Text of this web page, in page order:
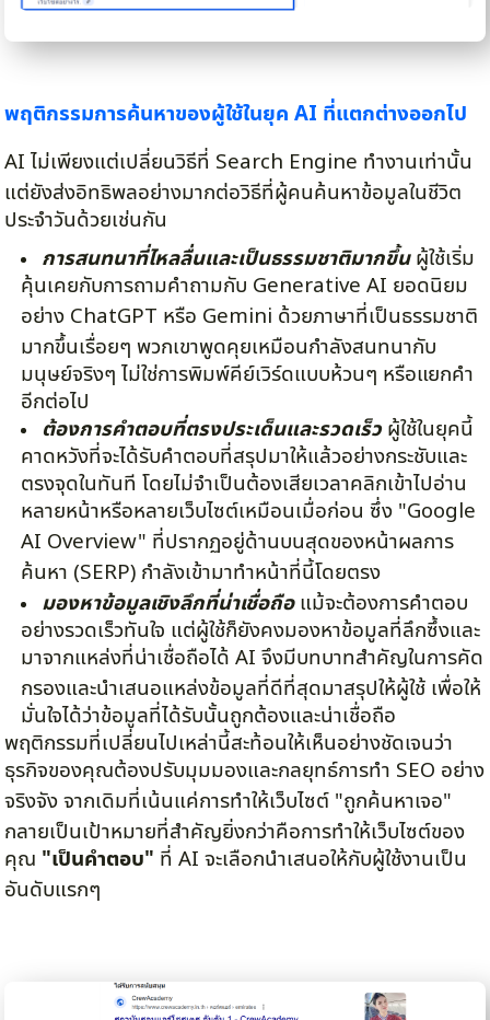
พฤติกรรมการค้นหาของผู้ใช้ในยุค AI ที่แตกต่างออกไป
AI ไม่เพียงแต่เปลี่ยนวิธีที่ Search Engine ทำงานเท่านั้น
แต่ยังส่งอิทธิพลอย่างมากต่อวิธีที่ผู้คนค้นหาข้อมูลในชีวิต
ประจำวันด้วยเช่นกัน
การสนทนาที่ไหลลื่นและเป็นธรรมชาติมากขึ้น ผู้ใช้เริ่ม
คุ้นเคยกับการถามคำถามกับ Generative AI ยอดนิยม
อย่าง ChatGPT หรือ Gemini ด้วยภาษาที่เป็นธรรมชาติ
มากขึ้นเรื่อยๆ พวกเขาพูดคุยเหมือนกำลังสนทนากับ
มนุษย์จริงๆ ไม่ใช่การพิมพ์คีย์เวิร์ดแบบห้วนๆ หรือแยกคำ
อีกต่อไป
ต้องการคำตอบที่ตรงประเด็นและรวดเร็วผู้ใช้ในยุคนี้
คาดหวังที่จะได้รับคำตอบที่สรุปมาให้แล้วอย่างกระชับและ
ตรงจุดในทันที โดยไม่จำเป็นต้องเสียเวลาคลิกเข้าไปอ่าน
หลายหน้าหรือหลายเว็บไซต์เหมือนเมื่อก่อน ซึ่ง "Google
AI Overview" ที่ปรากฏอยู่ด้านบนสุดของหน้าผลการ
ค้นหา (SERP) กำลังเข้ามาทำหน้าที่นี้โดยตรง
มองหาข้อมูลเชิงลึกที่น่าเชื่อถือแม้จะต้องการคำตอบ
อย่างรวดเร็วทันใจ แต่ผู้ใช้ก็ยังคงมองหาข้อมูลที่ลึกซึ้งและ
มาจากแหล่งที่น่าเชื่อถือได้ AI จึงมีบทบาทสำคัญในการคัด
กรองและนำเสนอแหล่งข้อมูลที่ดีที่สุดมาสรุปให้ผู้ใช้ เพื่อให้
มั่นใจได้ว่าข้อมูลที่ได้รับนั้นถูกต้องและน่าเชื่อถือ
พฤติกรรมที่เปลี่ยนไปเหล่านี้สะท้อนให้เห็นอย่างชัดเจนว่า
ธุรกิจของคุณต้องปรับมุมมองและกลยุทธ์การทำ SEO อย่าง
จริงจัง จากเดิมที่เน้นแค่การทำให้เว็บไซต์ "ถูกค้นหาเจอ"
กลายเป็นเป้าหมายที่สำคัญยิ่งกว่าคือการทำให้เว็บไซต์ของ
คุณ "เป็นคำตอบ" ที่ AI จะเลือกนำเสนอให้กับผู้ใช้งานเป็น
อันดับแรกๆ